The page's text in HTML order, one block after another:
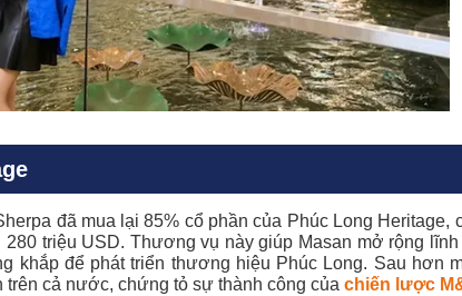
đã mua lại 85% cổ phần của Phúc Long
triệu USD. Thương vụ này giúp Masan mở rộng
khắp để phát triển thương hiệu Phúc Long. Sau hơn
cả nước, chứng tỏ sự thành công của chiến lược